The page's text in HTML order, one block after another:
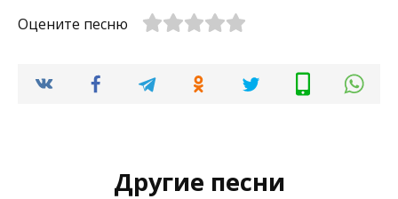
Оцените песню
Другие песни